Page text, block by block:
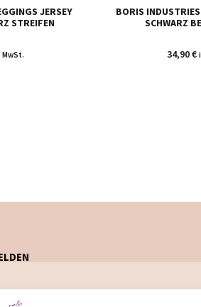
JERSEY
STREIFEN
MwSt.
BORIS
SCHWARZ
34,90€